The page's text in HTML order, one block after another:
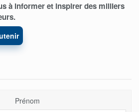
à informer et inspirer des milliers
Prénom